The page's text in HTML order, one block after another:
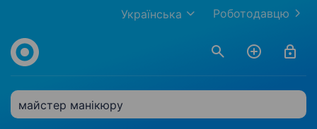
Роботодавцю
Українська
майстер манікюру